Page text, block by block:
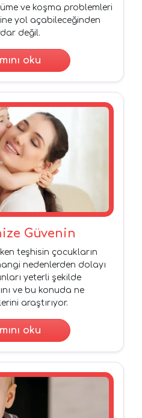
ve koşma problemleri
yol açabileceğinden
değil.
oku
Güvenin
teşhisin çocukların
nedenlerden dolayı
yeterli şekilde
ve bu konuda ne
araştırıyor.
oku